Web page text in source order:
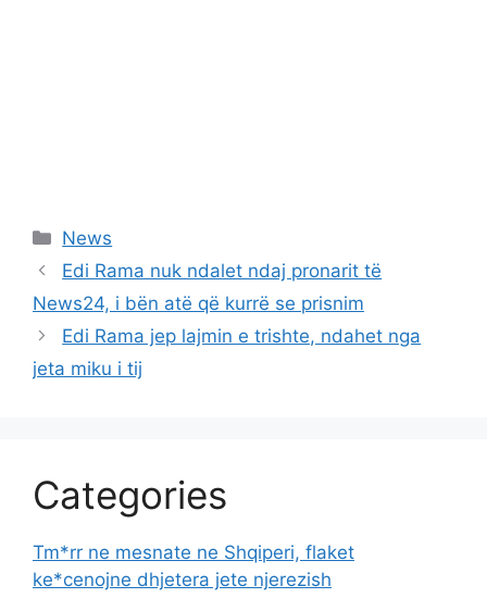
Categories
News
Edi Rama nuk ndalet ndaj pronarit të
News24, i bën atë që kurrë se prisnim
Edi Rama jep lajmin e trishte, ndahet nga
jeta miku i tij
Categories
Tm*rr ne mesnate ne Shqiperi, flaket
ke*cenojne dhjetera jete njerezish